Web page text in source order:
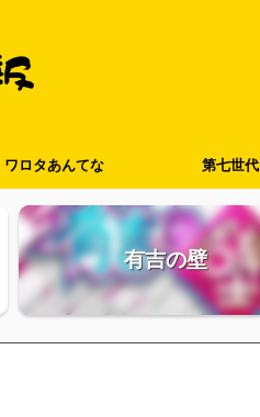
ワロタあんてな 第七世代
有吉の壁